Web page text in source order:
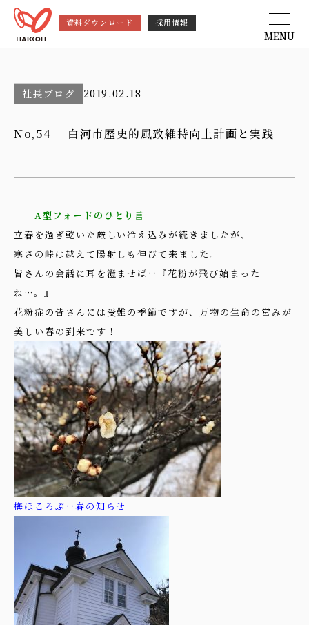
資料ダウンロード 採用情報
MENU
社長ブログ 2019.02.18
No,54 白河市歴史的風致維持向上計画と実践
A型フォードのひとり言
立春を過ぎ乾いた厳しい冷え込みが続きましたが、
寒さの峠は越えて陽射しも伸びて来ました。
皆さんの会話に耳を澄ませば…『花粉が飛び始まった
ね…。』
花粉症の皆さんには受難の季節ですが、万物の生命の営みが
美しい春の到来です！
梅ほころぶ…春の知らせ